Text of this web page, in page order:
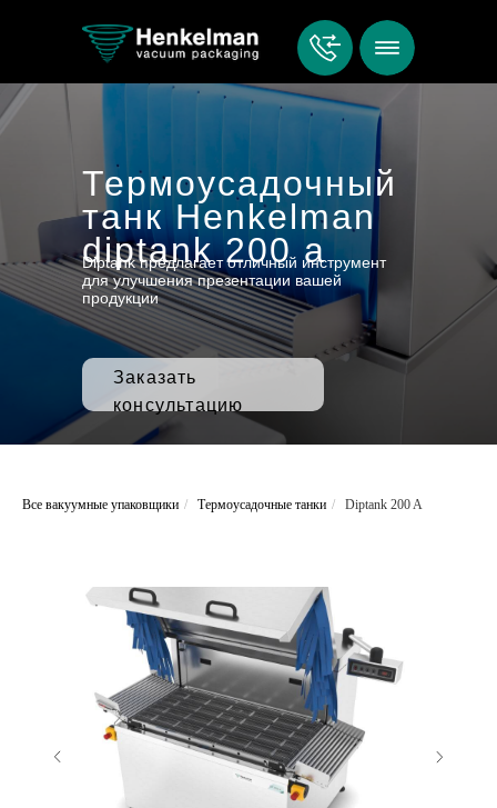
Термоусадочный
танк Henkelman
diptank 200 a
Diptank предлагает отличный инструмент
для улучшения презентации вашей
продукции
Заказать
консультацию
Все вакуумные упаковщики / Термоусадочные танки / Diptank 200 A